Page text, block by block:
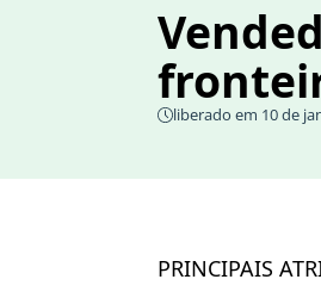
liberado em 10 de
PRINCIPAIS